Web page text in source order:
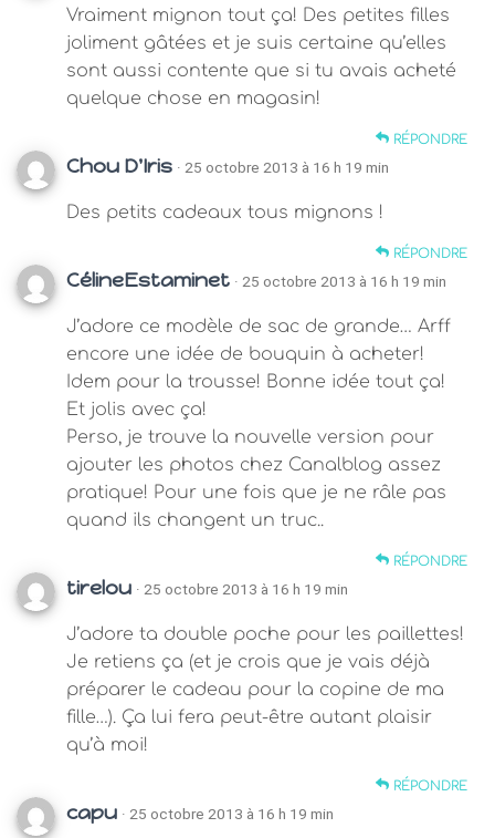
Vraiment mignon tout ça! Des petites filles
joliment gâtées et je suis certaine qu’elles
sont aussi contente que si tu avais acheté
quelque chose en magasin!
RÉPONDRE
Chou D'Iris · 25 octobre 2013 à 16 h 19 min
Des petits cadeaux tous mignons !
RÉPONDRE
CélineEstaminet · 25 octobre 2013 à 16 h 19 min
J’adore ce modèle de sac de grande… Arff
encore une idée de bouquin à acheter!
Idem pour la trousse! Bonne idée tout ça!
Et jolis avec ça!
Perso, je trouve la nouvelle version pour
ajouter les photos chez Canalblog assez
pratique! Pour une fois que je ne râle pas
quand ils changent un truc..
RÉPONDRE
tirelou · 25 octobre 2013 à 16 h 19 min
J’adore ta double poche pour les paillettes!
Je retiens ça (et je crois que je vais déjà
préparer le cadeau pour la copine de ma
fille…). Ça lui fera peut-être autant plaisir
qu’à moi!
RÉPONDRE
capu · 25 octobre 2013 à 16 h 19 min